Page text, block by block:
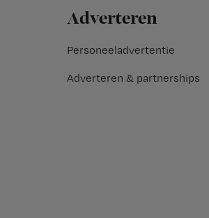
Adverteren
Personeeladvertentie
Adverteren & partnerships